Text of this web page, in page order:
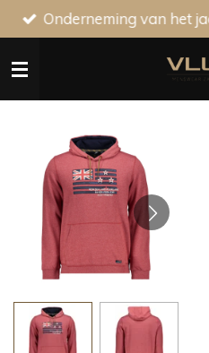
Ga
direct
naar
Onderneming van het